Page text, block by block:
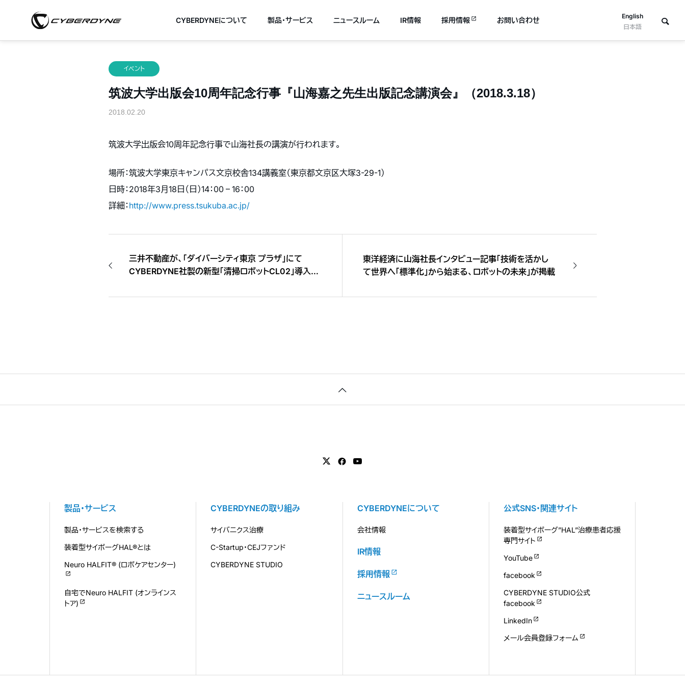
English
日本語
CYBERDYNEについて 製品・サービス ニュースルーム IR情報 採用情報 お問い合わせ
イベント
筑波大学出版会10周年記念行事『山海嘉之先生出版記念講演会』（2018.3.18）
2018.02.20
筑波大学出版会10周年記念行事で山海社長の講演が行われます。
場所：筑波大学東京キャンパス文京校舎134講義室（東京都文京区大塚3-29-1）
日時：2018年3月18日（日）14：00 – 16：00
詳細： http://www.press.tsukuba.ac.jp/
三井不動産が、「ダイバーシティ東京 プラザ」にて
CYBERDYNE社製の新型「清掃ロボットCL02」導入決
東洋経済に山海社長インタビュー記事「技術を活かし
て世界へ「標準化」から始まる、ロボットの未来」が掲載
製品・サービス
製品・サービスを検索する
装着型サイボーグHAL®とは
Neuro HALFIT® (ロボケアセンター)
自宅でNeuro HALFIT (オンラインス
トア)
CYBERDYNEの取り組み
サイバニクス治療
C-Startup・CEJファンド
CYBERDYNE STUDIO
CYBERDYNEについて
会社情報
IR情報
採用情報
ニュースルーム
公式SNS・関連サイト
装着型サイボーグ”HAL”治療患者応援
専門サイト
YouTube
facebook
CYBERDYNE STUDIO公式
facebook
LinkedIn
メール会員登録フォーム